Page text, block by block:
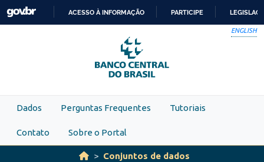
Skip to main content
PARA
O
CONTEÚDO
ACESSO À INFORMAÇÃO PARTICIPE
ENGLISH
Dados Perguntas Frequentes Tutoriais
Contato Sobre o Portal
Conjuntos de dados